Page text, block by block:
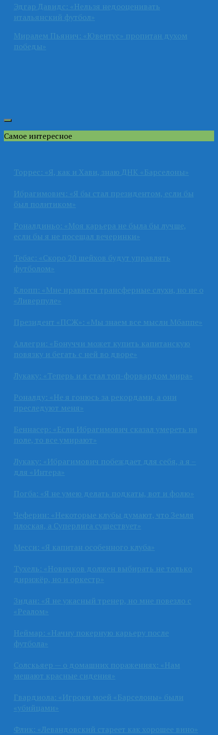
Эдгар Давидс: «Нельзя недооценивать
итальянский футбол»
Миралем Пьянич: «Ювентус» пропитан духом
победы»
Самое интересное
Торрес: «Я, как и Хави, знаю ДНК «Барселоны»
Ибрагимович: «Я бы стал президентом, если бы
был политиком»
Роналдиньо: «Моя карьера не была бы лучше,
если бы я не посещал вечеринки»
Тебас: «Скоро 20 шейхов будут управлять
футболом»
Клопп: «Мне нравятся трансферные слухи, но не о
«Ливерпуле»
Президент «ПСЖ»: «Мы знаем все мысли Мбаппе»
Аллегри: «Бонуччи может купить капитанскую
повязку и бегать с ней во дворе»
Лукаку: «Теперь и я стал топ-форвардом мира»
Роналду: «Не я гонюсь за рекордами, а они
преследуют меня»
Беннасер: «Если Ибрагимович сказал умереть на
поле, то все умирают»
Лукаку: «Ибрагимович побеждает для себя, а я –
для «Интера»
Погба: «Я не умею делать подкаты, вот и фолю»
Чеферин: «Некоторые клубы думают, что Земля
плоская, а Суперлига существует»
Месси: «Я капитан особенного клуба»
Тухель: «Новичков должен выбирать не только
дирижёр, но и оркестр»
Зидан: «Я не ужасный тренер, но мне повезло с
«Реалом»
Неймар: «Начну покерную карьеру после
футбола»
Солскьяер — о домашних поражениях: «Нам
мешают красные сидения»
Гвардиола: «Игроки моей «Барселоны» были
«убийцами»
Флик: «Левандовский стареет как хорошее вино»